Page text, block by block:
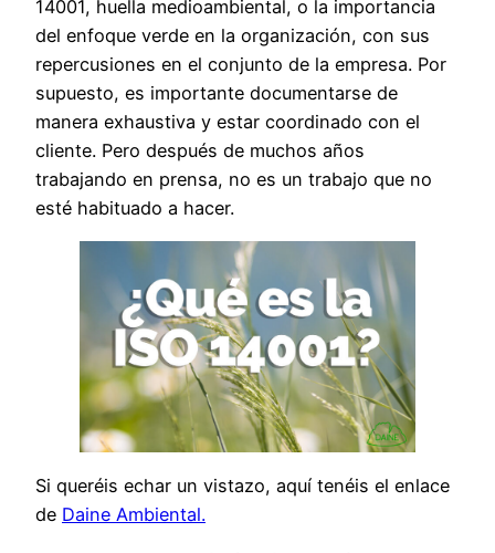
14001, huella medioambiental, o la importancia
del enfoque verde en la organización, con sus
repercusiones en el conjunto de la empresa. Por
supuesto, es importante documentarse de
manera exhaustiva y estar coordinado con el
cliente. Pero después de muchos años
trabajando en prensa, no es un trabajo que no
esté habituado a hacer.
Si queréis echar un vistazo, aquí tenéis el enlace
de Daine Ambiental.